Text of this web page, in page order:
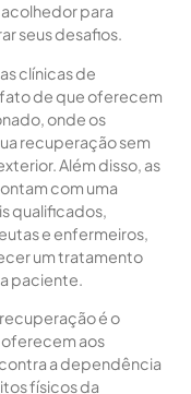
para
seus desafios.
clínicas de
de que oferecem
onde os
recuperação sem
Além disso, as
com uma
qualificados,
e enfermeiros,
um tratamento
paciente.
é o
aos
a dependência
físicos da